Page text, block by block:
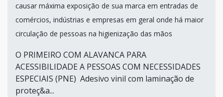
causar máxima exposição de sua marca em entradas de
comércios, indústrias e empresas em geral onde há maior
circulação de pessoas na higienização das mãos
O PRIMEIRO COM ALAVANCA PARA
ACESSIBILIDADE A PESSOAS COM NECESSIDADES
ESPECIAIS (PNE) Adesivo vinil com laminação de
proteç&a...